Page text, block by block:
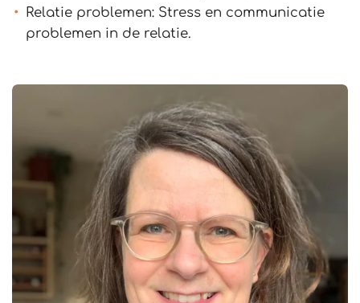
Relatie problemen: Stress en communicatie
problemen in de relatie.